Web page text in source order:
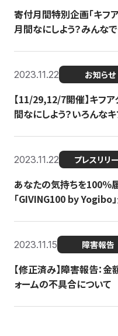
寄付月間特別企画「キフ
月間なにしよう？みんな
2023.11.22 お知らせ
【11/29,12/7開催】キフ
間なにしよう？いろんな
2023.11.22 プレスリリ
あなたの気持ちを100％
「GIVING100 by Yogibo
2023.11.15 障害報告
【修正済み】障害報告：
ォームの不具合について